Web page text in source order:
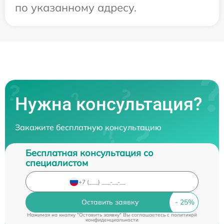
по указанному адресу.
Нужна консультация?
Закажите бесплатную консультацию
Бесплатная консультация со
специалистом
Оставить заявку
Нажимая на кнопку "Оставить заявку" Вы соглашаетесь c политикой
конфиденциальности